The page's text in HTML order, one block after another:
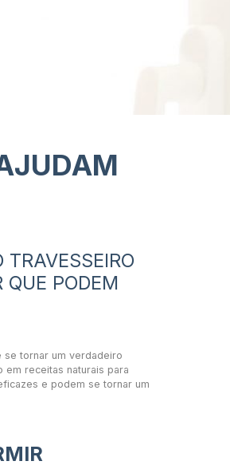
PODEM
se tornar um verdadeiro
em receitas naturais para
e podem se tornar um